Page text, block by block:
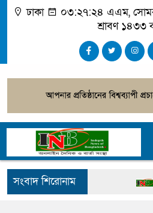
ঢাকা ০৩:২৭:২৪ এএম,
শ্রাবণ ১৪৩৩
সংবাদ শিরোনাম